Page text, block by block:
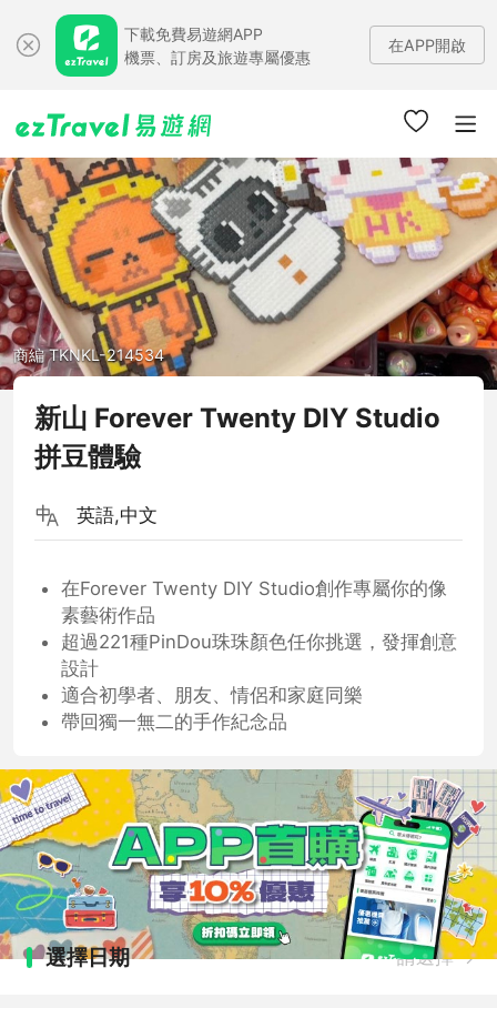
下載免費易遊網APP
機票、訂房及旅遊專屬優惠
在APP開啟
商編 TKNKL-214534
新山 Forever Twenty DIY Studio
拼豆體驗
英語,中文
在Forever Twenty DIY Studio創作專屬你的像
素藝術作品
超過221種PinDou珠珠顏色任你挑選，發揮創意
設計
適合初學者、朋友、情侶和家庭同樂
帶回獨一無二的手作紀念品
選擇日期 請選擇